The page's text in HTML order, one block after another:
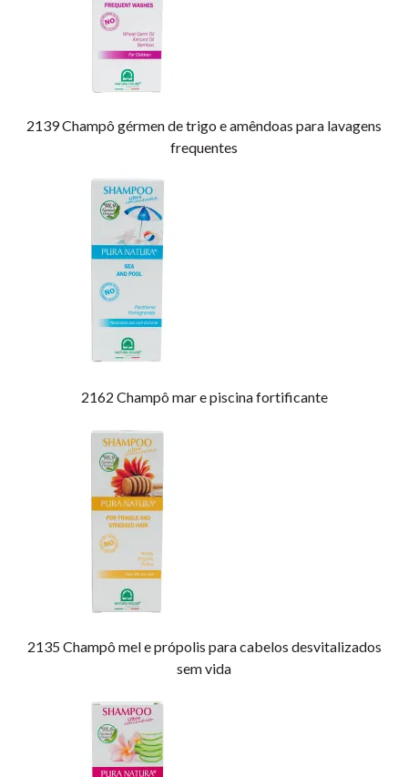
2139Champô gérmen de trigo e amêndoas para lavagens
frequentes
2162 Champô mar e piscina fortificante
2135Champô mel e própolis para cabelos desvitalizados
sem vida